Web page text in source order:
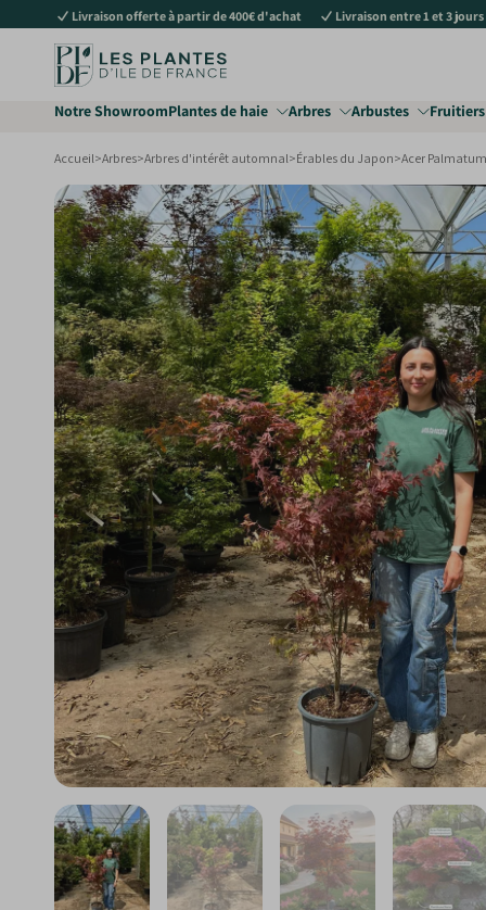
Livraison offerte à partir de 400€ d'achat Livraison entre 1 et 3 jours
Notre ShowroomPlantes de haie Arbres Arbustes Fruitiers
Accueil>Arbres>Arbres d'intérêt automnal>Érables du Japon>Acer